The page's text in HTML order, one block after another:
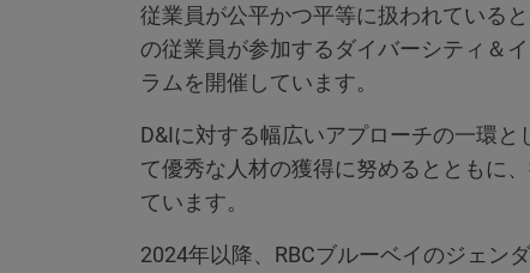
従業員が公平かつ平等に扱われている
の従業員が参加するダイバーシティ＆
ラムを開催しています。
D&Iに対する幅広いアプローチの一環
て優秀な人材の獲得に努めるとともに
ています。
2024年以降、RBCブルーベイのジェン